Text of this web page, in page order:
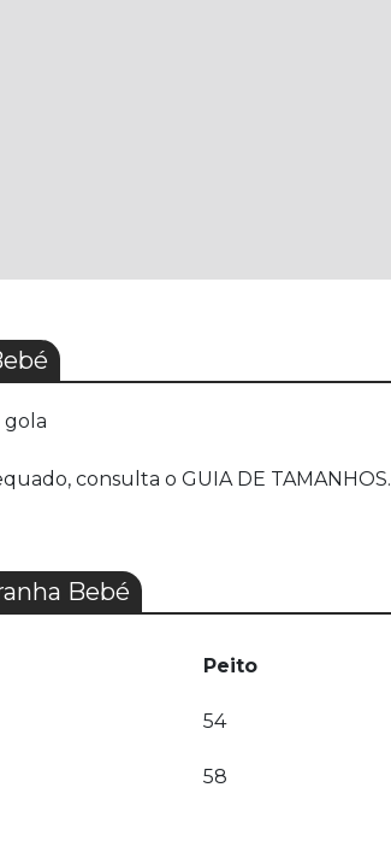
gola
consulta o GUIA DE TAMANHOS.
Bebé
Peito
54
58